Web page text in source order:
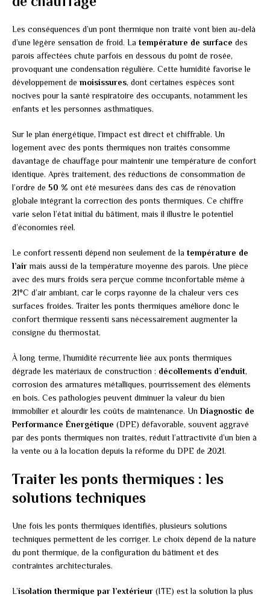
Les conséquences d’un pont thermique non traité vont bien au-delà
d’une légère sensation de froid. La température de surface des
parois affectées chute parfois en dessous du point de rosée,
provoquant une condensation régulière. Cette humidité favorise le
développement de moisissures, dont certaines espèces sont
nocives pour la santé respiratoire des occupants, notamment les
enfants et les personnes asthmatiques.
Sur le plan énergétique, l’impact est direct et chiffrable. Un
logement avec des ponts thermiques non traités consomme
davantage de chauffage pour maintenir une température de confort
identique. Après traitement, des réductions de consommation de
l’ordre de 50 % ont été mesurées dans des cas de rénovation
globale intégrant la correction des ponts thermiques. Ce chiffre
varie selon l’état initial du bâtiment, mais il illustre le potentiel
d’économies réel.
Le confort ressenti dépend non seulement de la température de
l’airmais aussi de la température moyenne des parois. Une pièce
avec des murs froids sera perçue comme inconfortable même à
21°C d’air ambiant, car le corps rayonne de la chaleur vers ces
surfaces froides. Traiter les ponts thermiques améliore donc le
confort thermique ressenti sans nécessairement augmenter la
consigne du thermostat.
À long terme, l’humidité récurrente liée aux ponts thermiques
dégrade les matériaux de construction : décollements d’enduit,
corrosion des armatures métalliques, pourrissement des éléments
en bois. Ces pathologies peuvent diminuer la valeur du bien
immobilier et alourdir les coûts de maintenance. Un Diagnostic de
Performance Énergétique (DPE) défavorable, souvent aggravé
par des ponts thermiques non traités, réduit l’attractivité d’un bien à
la vente ou à la location depuis la réforme du DPE de 2021.
Traiter les ponts thermiques : les
solutions techniques
Une fois les ponts thermiques identifiés, plusieurs solutions
techniques permettent de les corriger. Le choix dépend de la nature
du pont thermique, de la configuration du bâtiment et des
contraintes architecturales.
L’isolation thermique par l’extérieur (ITE) est la solution la plus